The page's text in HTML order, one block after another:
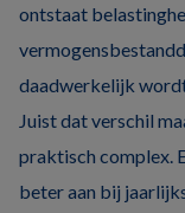
ontstaat
daadwerkelijk
Juist dat verschil
praktisch complex.
beter aan bij